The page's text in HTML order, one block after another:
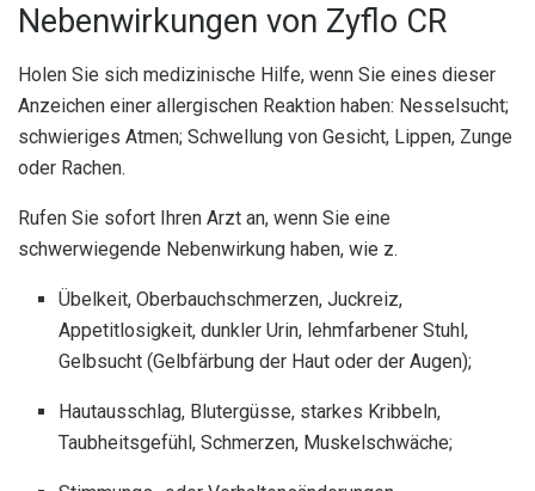
Nebenwirkungen von Zyflo CR
Holen Sie sich medizinische Hilfe, wenn Sie eines dieser
Anzeichen einer allergischen Reaktion haben: Nesselsucht;
schwieriges Atmen; Schwellung von Gesicht, Lippen, Zunge
oder Rachen.
Rufen Sie sofort Ihren Arzt an, wenn Sie eine
schwerwiegende Nebenwirkung haben, wie z.
Übelkeit, Oberbauchschmerzen, Juckreiz,
Appetitlosigkeit, dunkler Urin, lehmfarbener Stuhl,
Gelbsucht (Gelbfärbung der Haut oder der Augen);
Hautausschlag, Blutergüsse, starkes Kribbeln,
Taubheitsgefühl, Schmerzen, Muskelschwäche;